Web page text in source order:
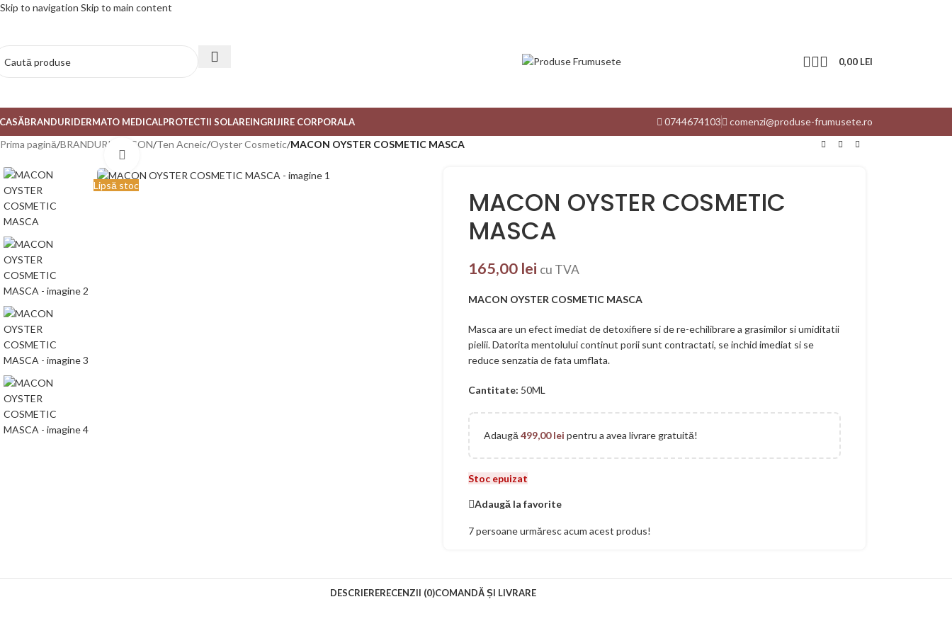
Skip to navigation Skip to main content
0,00 LEI
BRANDURIDERMATO MEDICALPROTECTII SOLAREINGRIJIRE CORPORALA 0744674103
comenzi@produse-frumusete.ro
Prima pagină/BRANDURI MACON/Ten Acneic/Oyster Cosmetic/MACON OYSTER COSMETIC MASCA
Lipsă stoc
MACON OYSTER COSMETIC
MASCA
165,00 lei cu TVA
MACON OYSTER COSMETIC MASCA
Masca are un efect imediat de detoxifiere si de re-echilibrare a grasimilor si umiditatii
pielii. Datorita mentolului continut porii sunt contractati, se inchid imediat si se
reduce senzatia de fata umflata.
Cantitate: 50ML
Adaugă 499,00lei pentru a avea livrare gratuită!
Stoc epuizat
Adaugă la favorite
7persoane urmăresc acum acest produs!
DESCRIERERECENZII (0)COMANDĂ ȘI LIVRARE